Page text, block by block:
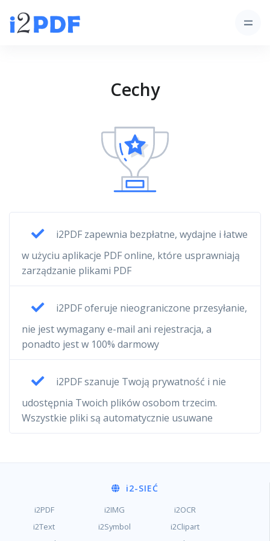
Cechy
i2PDF zapewnia bezpłatne, wydajne i łatwe
w użyciu aplikacje PDF online, które usprawniają
zarządzanie plikami PDF
i2PDF oferuje nieograniczone przesyłanie,
nie jest wymagany e-mail ani rejestracja, a
ponadto jest w 100% darmowy
i2PDF szanuje Twoją prywatność i nie
udostępnia Twoich plików osobom trzecim.
Wszystkie pliki są automatycznie usuwane
i2-SIEĆ
i2PDF i2IMG
i2OCR
i2Text
i2Symbol
i2Clipart